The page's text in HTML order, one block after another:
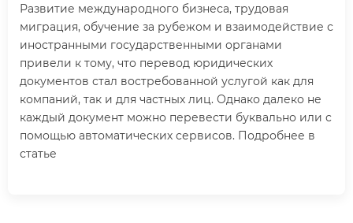
Развитие международного бизнеса, трудовая
миграция, обучение за рубежом и взаимодействие с
иностранными государственными органами
привели к тому, что перевод юридических
документов стал востребованной услугой как для
компаний, так и для частных лиц. Однако далеко не
каждый документ можно перевести буквально или с
помощью автоматических сервисов. Подробнее в
статье